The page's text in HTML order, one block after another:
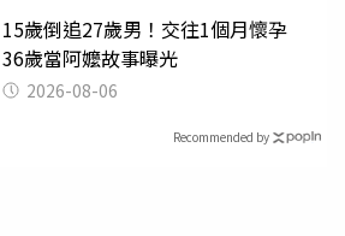
15歲倒追27歲男！交往1個月懷孕
36歲當阿嬤故事曝光
2026-08-06
Recommended by